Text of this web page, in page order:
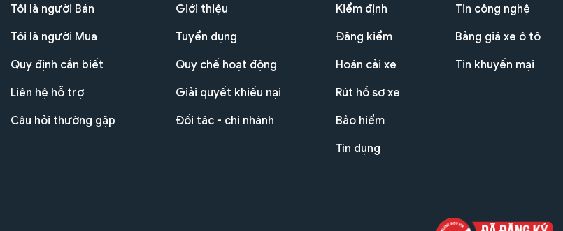
Tôi là người Bán
Tôi là người Mua
Quy định cần biết
Liên hệ hỗ trợ
Câu hỏi thường gặp
Giới thiệu
Tuyển dụng
Quy chế hoạt động
Giải quyết khiếu nại
Đối tác - chi nhánh
Kiểm định
Đăng kiểm
Hoán cải xe
Rút hồ sơ xe
Bảo hiểm
Tín dụng
Tin công nghệ
Bảng giá xe ô tô
Tin khuyến mại